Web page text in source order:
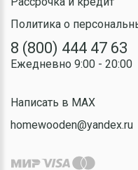
Политика о
8 (800) 444 47 63
Ежедневно 9:00 - 20:00
Написать в MAX
homewooden@yandex.ru